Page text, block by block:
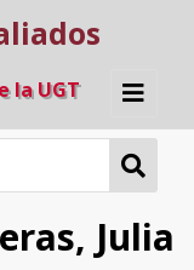
la UGT
Julia